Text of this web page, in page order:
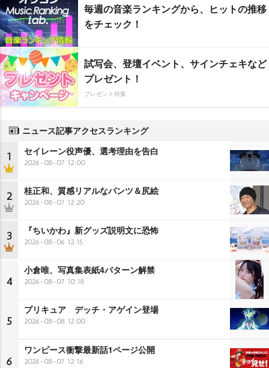
毎週の音楽ランキングから、ヒットの推移
をチェック！
試写会、登壇イベント、サインチェキなど
プレゼント！
プレゼント特集
ニュース記事アクセスランキング
1 セイレーン役声優、選考理由を告白
2026-08-07 12:00
2 桂正和、質感リアルなパンツ＆尻絵
2026-08-07 12:20
3 『ちいかわ』新グッズ説明文に恐怖
2026-08-06 12:15
4
小倉唯、写真集表紙4パターン解禁
2026-08-07 10:18
5
プリキュア デッチ・アゲイン登場
2026-08-08 12:00
6
ワンピース衝撃最新話1ページ公開
2026-08-07 12:16